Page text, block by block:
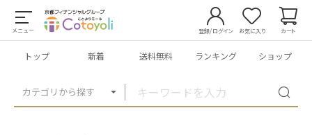
メニュー
カテゴリから探す
登録/ログイン お気に入り カート
トップ 新着 送料無料 ランキング ショップ